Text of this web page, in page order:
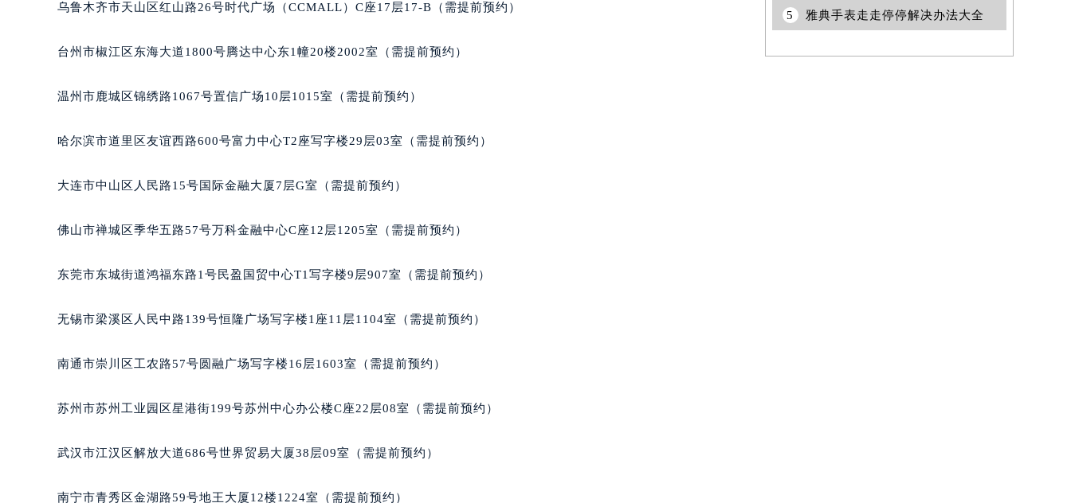
辽宁省葫芦岛市连山区中央路雅典售后服务中心（需提前预约）
辽宁省辽阳市白塔区新运大街雅典售后服务中心（需提前预约）
辽宁省铁岭市银州区南马路雅典售后服务中心（需提前预约）
辽宁省沈阳市沈河区中街路137号亨得利名表维修授权店1楼雅典售后服务中心（需提前预约）
北京市朝阳区建国门外大街甲6号华熙国际中心D座11层1102室雅典售后服务中心（北京总部）（需提前预约）
河北省保定市竞秀区朝阳北大街北国先天下雅典售后服务中心（需提前预约）
内蒙古自治区巴彦淖尔市临河区新华街雅典售后服务中心（需提前预约）
内蒙古自治区赤峰市红山区哈达街雅典售后服务中心（需提前预约）
内蒙古自治区呼伦贝尔市海拉尔区中央街雅典售后服务中心（需提前预约）
内蒙古自治区乌海市海勃湾区人民南路雅典售后服务中心（需提前预约）
内蒙古自治区锡林郭勒盟市锡林浩特市光明街与额尔敦路交叉口雅典售后服务中心（需提前预约）
乌鲁木齐市天山区红山路26号时代广场（CCMALL）C座17层17-B（需提前预约）
台州市椒江区东海大道1800号腾达中心东1幢20楼2002室（需提前预约）
温州市鹿城区锦绣路1067号置信广场10层1015室（需提前预约）
哈尔滨市道里区友谊西路600号富力中心T2座写字楼29层03室（需提前预约）
大连市中山区人民路15号国际金融大厦7层G室（需提前预约）
佛山市禅城区季华五路57号万科金融中心C座12层1205室（需提前预约）
东莞市东城街道鸿福东路1号民盈国贸中心T1写字楼9层907室（需提前预约）
无锡市梁溪区人民中路139号恒隆广场写字楼1座11层1104室（需提前预约）
南通市崇川区工农路57号圆融广场写字楼16层1603室（需提前预约）
苏州市苏州工业园区星港街199号苏州中心办公楼C座22层08室（需提前预约）
武汉市江汉区解放大道686号世界贸易大厦38层09室（需提前预约）
南宁市青秀区金湖路59号地王大厦12楼1224室（需提前预约）
5 雅典手表走走停停解决办法大全